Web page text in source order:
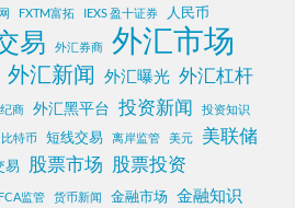
FXTM富拓 IEXS 盈十证券 人民币
易 外汇券商 外汇市场
外汇新闻 外汇曝光 外汇杠杆
商 外汇黑平台 投资新闻 投资知识
比特币 短线交易 离岸监管 美元 美联储
易 股票市场 股票投资
监管 货币新闻 金融市场 金融知识